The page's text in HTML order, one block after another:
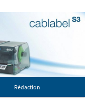
Rédaction